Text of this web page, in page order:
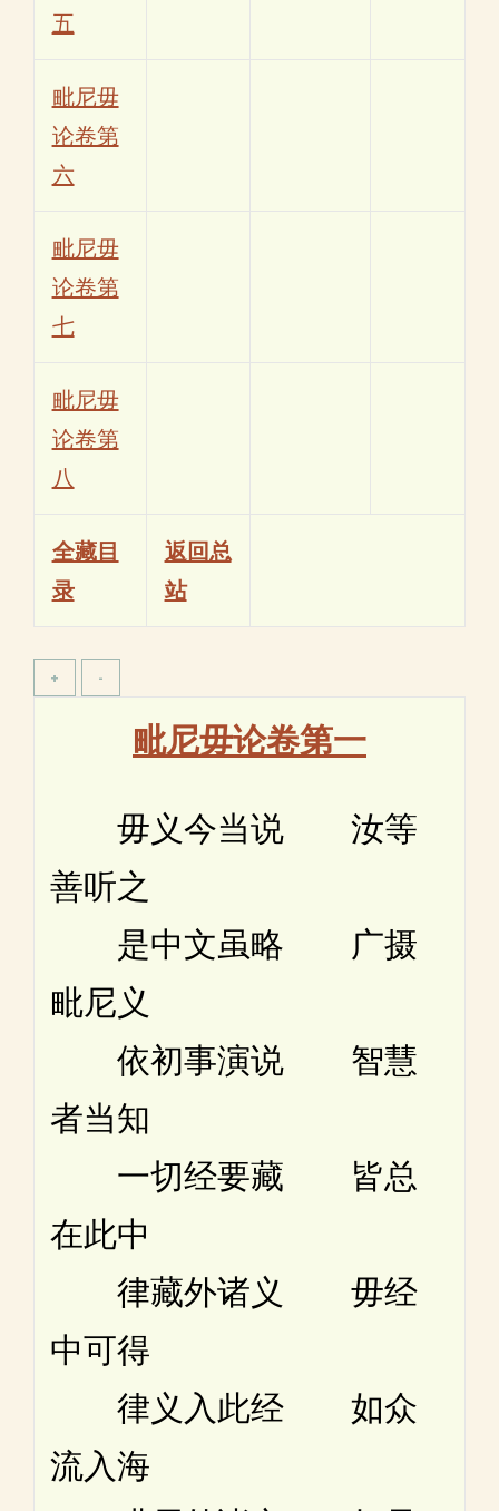
五
毗尼毋
论卷第
六
毗尼毋
论卷第
七
毗尼毋
论卷第
八
全藏目
录
返回总
站
毗尼毋论卷第一
毋义今当说 汝等
善听之
是中文虽略 广摄
毗尼义
依初事演说 智慧
者当知
一切经要藏 皆总
在此中
律藏外诸义 毋经
中可得
律义入此经 如众
流入海